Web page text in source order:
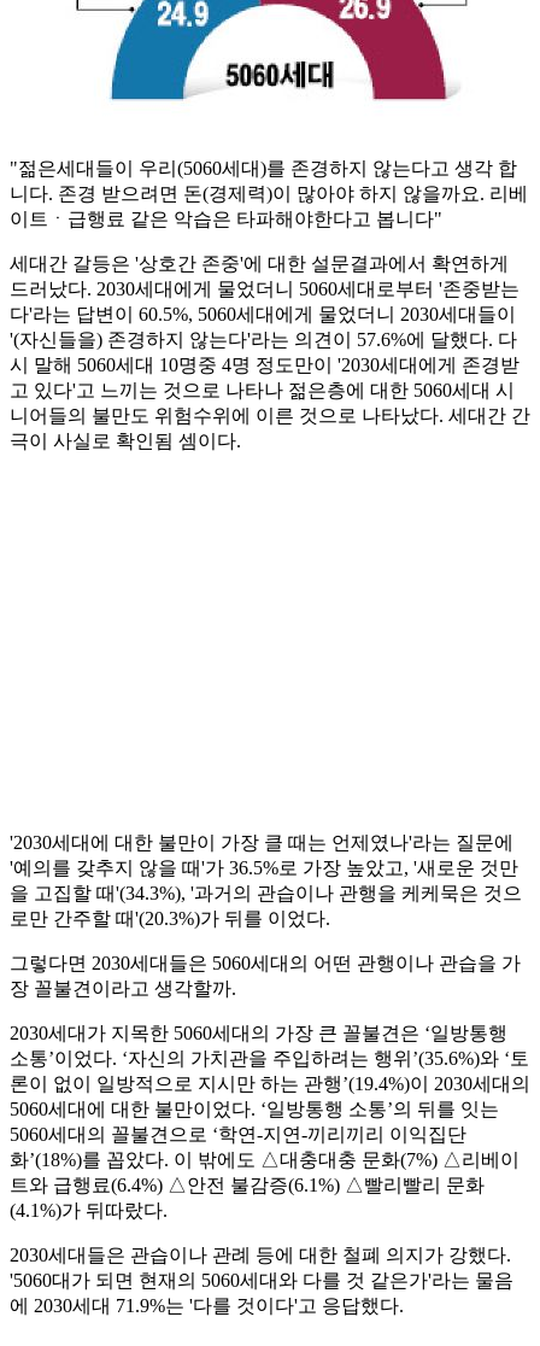
"젊은세대들이 우리(5060세대)를 존경하지 않는다고 생각 합
니다. 존경 받으려면 돈(경제력)이 많아야 하지 않을까요. 리베
이트ㆍ급행료 같은 악습은 타파해야한다고 봅니다"
세대간 갈등은 '상호간 존중'에 대한 설문결과에서 확연하게
드러났다. 2030세대에게 물었더니 5060세대로부터 '존중받는
다'라는 답변이 60.5%, 5060세대에게 물었더니 2030세대들이
'(자신들을) 존경하지 않는다'라는 의견이 57.6%에 달했다. 다
시 말해 5060세대 10명중 4명 정도만이 '2030세대에게 존경받
고 있다'고 느끼는 것으로 나타나 젊은층에 대한 5060세대 시
니어들의 불만도 위험수위에 이른 것으로 나타났다. 세대간 간
극이 사실로 확인됨 셈이다.
'2030세대에 대한 불만이 가장 클 때는 언제였나'라는 질문에
'예의를 갖추지 않을 때'가 36.5%로 가장 높았고, '새로운 것만
을 고집할 때'(34.3%), '과거의 관습이나 관행을 케케묵은 것으
로만 간주할 때'(20.3%)가 뒤를 이었다.
그렇다면 2030세대들은 5060세대의 어떤 관행이나 관습을 가
장 꼴불견이라고 생각할까.
2030세대가 지목한 5060세대의 가장 큰 꼴불견은 ‘일방통행
소통’이었다. ‘자신의 가치관을 주입하려는 행위’(35.6%)와 ‘토
론이 없이 일방적으로 지시만 하는 관행’(19.4%)이 2030세대의
5060세대에 대한 불만이었다. ‘일방통행 소통’의 뒤를 잇는
5060세대의 꼴불견으로 ‘학연-지연-끼리끼리 이익집단
화’(18%)를 꼽았다. 이 밖에도 △대충대충 문화(7%) △리베이
트와 급행료(6.4%) △안전 불감증(6.1%) △빨리빨리 문화
(4.1%)가 뒤따랐다.
2030세대들은 관습이나 관례 등에 대한 철폐 의지가 강했다.
'5060대가 되면 현재의 5060세대와 다를 것 같은가'라는 물음
에 2030세대 71.9%는 '다를 것이다'고 응답했다.